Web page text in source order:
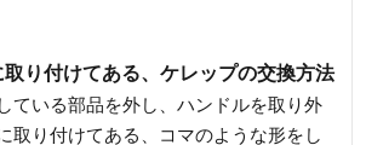
取り付けてある、ケレップの交換方法
ている部品を外し、ハンドルを取り外
取り付けてある、コマのような形をし